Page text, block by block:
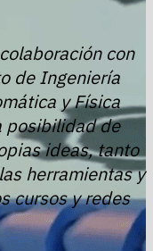
con
de Ingeniería
y Física
posibilidad de
ideas, tanto
herramientas y
cursos y redes